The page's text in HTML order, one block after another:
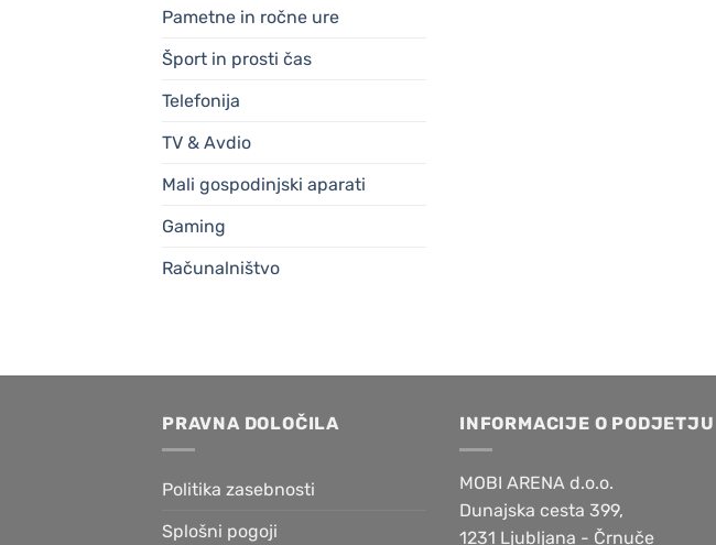
Pametne in ročne ure
Šport in prosti čas
Telefonija
TV & Avdio
Mali gospodinjski aparati
Gaming
Računalništvo
PRAVNA DOLOČILA
Politika zasebnosti
Splošni pogoji
INFORMACIJE O PODJETJU
MOBI ARENA d.o.o.
Dunajska cesta 399,
1231 Ljubljana - Črnuče